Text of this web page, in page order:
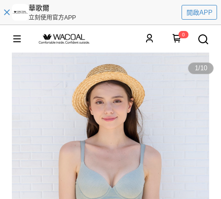
華歌爾
立刻使用官方APP
開啟APP
0
1/10